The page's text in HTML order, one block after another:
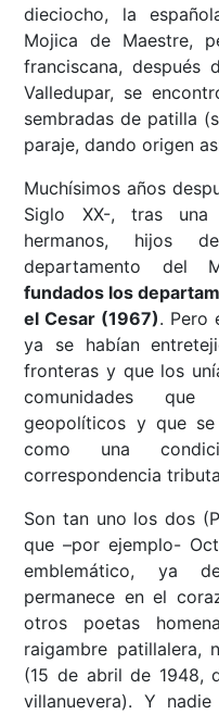
dieciocho, la
Mojica de Maestre,
franciscana, después
Valledupar, se
sembradas de patilla
paraje, dando origen
Muchísimos años
Siglo XX-, tras
hermanos, hijos
departamento del
fundados los
el Cesar (1967). Pero
ya se habían
fronteras y que los
comunidades
geopolíticos y que
como una
correspondencia
Son tan uno los dos
que –por ejemplo-
emblemático, ya
permanece en el
otros poetas
raigambre patillalera,
(15 de abril de 1948,
villanuevera). Y